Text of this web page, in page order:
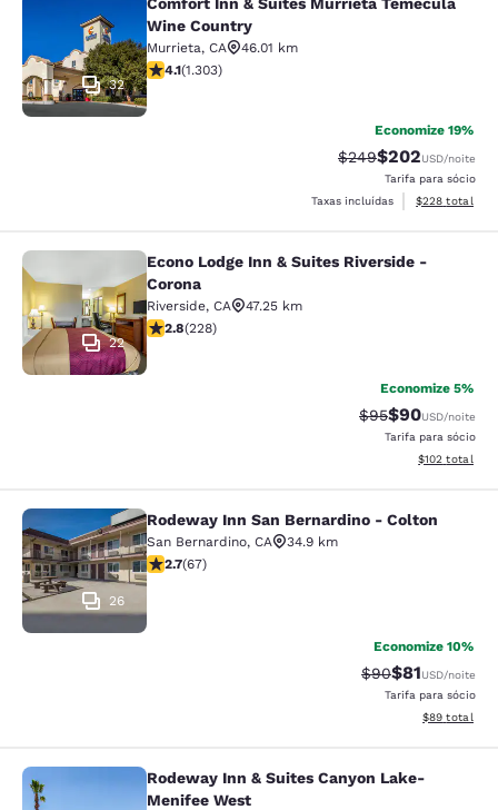
Comfort Inn & Suites Murrieta
32
Wine Country
Murrieta, CA
46.01 km
classificação 4.07 estrelas. Muito bom. 1303
4.1(1.303)
Economize 19%
Tarifa anterior
$249Tarifa com
$202USD/noite
Tarifa para sócio
Taxas incluídas
Exibir
$228 total
Econo Lodge Inn & Suites Riverside
22
Econo Lodge Inn & Suites Riverside -
Corona
Riverside, CA
47.25 km
classificação 2.76 estrelas. Razoável. 228 avaliações
2.8(228)
Economize 5%
Tarifa anterior
$95Tarifa com
$90USD/noite
Tarifa para sócio
Exibir
$102 total
Rodeway Inn San Bernardino -
26
Rodeway Inn San Bernardino - Colton
San Bernardino, CA
34.9 km
classificação 2.72 estrelas. Razoável. 67 avaliações
2.7(67)
Economize 10%
Tarifa anterior
$90Tarifa com
$81USD/noite
Tarifa para sócio
Exibir
$89 total
Rodeway Inn & Suites Canyon
Rodeway Inn & Suites Canyon Lake-
Menifee West